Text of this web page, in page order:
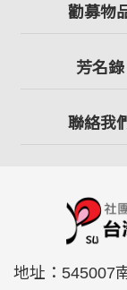
勸募物
芳名錄
聯絡我
地址： 545007